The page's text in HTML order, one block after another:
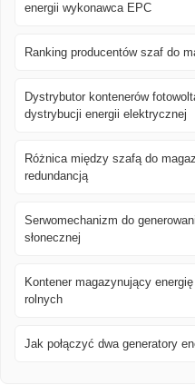
energii wykonawca EPC
Ranking producentów szaf do
Dystrybutor kontenerów
dystrybucji energii elektrycznej
Różnica między szafą do
redundancją
Serwomechanizm do
słonecznej
Kontener magazynujący
rolnych
Jak połączyć dwa generatory